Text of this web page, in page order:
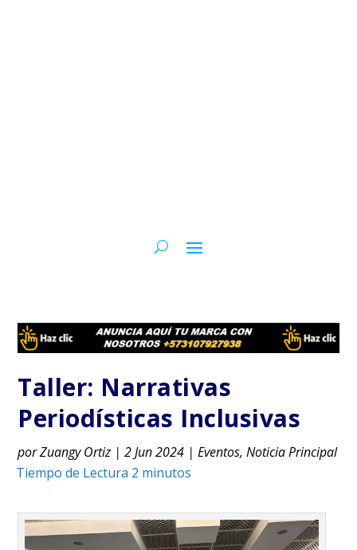
Taller: Narrativas
Periodísticas Inclusivas
porZuangy Ortiz |2 Jun 2024 |Eventos,Noticia Principal